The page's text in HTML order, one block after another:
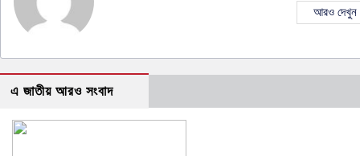
আরও দেখুন
এ জাতীয় আরও সংবাদ